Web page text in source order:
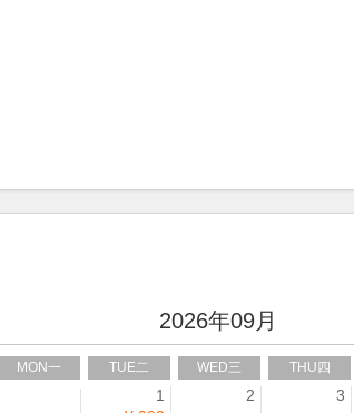
2026年09月
MON一 TUE二 WED三 THU四
1
2 3